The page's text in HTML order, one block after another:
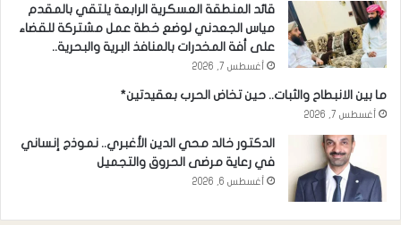
قائد المنطقة العسكرية الرابعة يلتقي بالمقدم
مياس الجعدني لوضع خطة عمل مشتركة للقضاء
على أفة المخدرات بالمنافذ البرية والبحرية..
أغسطس 7, 2026
ما بين الانبطاح والثبات.. حين تخاض الحرب بعقيدتين*
أغسطس 7, 2026
الدكتور خالد محي الدين الأغبري.. نموذج إنساني
في رعاية مرضى الحروق والتجميل
أغسطس 6, 2026